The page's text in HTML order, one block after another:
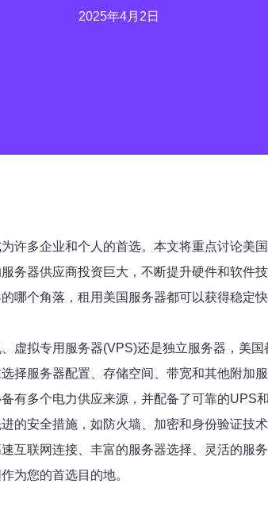
2025年4月2日
多企业和个人的首选。本文将重点讨论美
器供应商投资巨大，不断提升硬件和软件
哪个角落，租用美国服务器都可以获得稳定
虚拟专用服务器(VPS)还是独立服务器，美国
择服务器配置、存储空间、带宽和其他附加
有多个电力供应来源，并配备了可靠的UPS
的安全措施，如防火墙、加密和身份验证技
互联网连接、丰富的服务器选择、灵活的服
为您的首选目的地。